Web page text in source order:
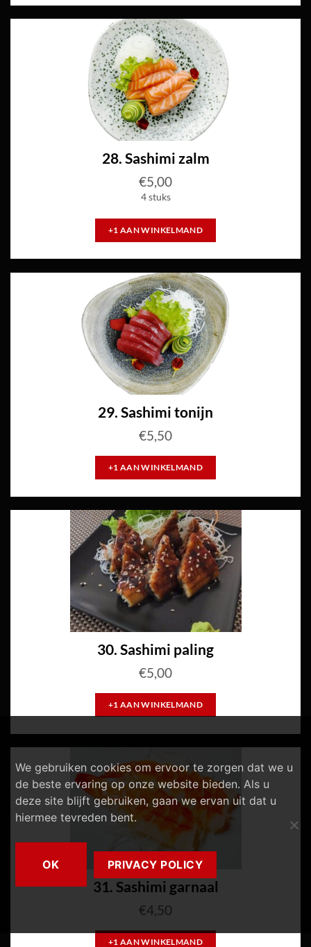
28. Sashimi zalm
€5,00
4 stuks
+1 AAN WINKELMAND
29. Sashimi tonijn
€5,50
+1 AAN WINKELMAND
30. Sashimi paling
€5,00
+1 AAN WINKELMAND
31. Sashimi garnaal
€4,50
+1 AAN WINKELMAND
We gebruiken cookies om ervoor te zorgen dat we u
de beste ervaring op onze website bieden. Als u
deze site blijft gebruiken, gaan we ervan uit dat u
hiermee tevreden bent.
OK PRIVACY POLICY